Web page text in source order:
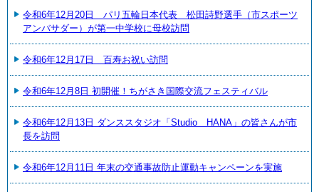
令和6年12月20日 パリ五輪日本代表 松田詩野選手（市スポーツ
アンバサダー）が第一中学校に母校訪問
令和6年12月17日 百寿お祝い訪問
令和6年12月8日 初開催！ちがさき国際交流フェスティバル
令和6年12月13日 ダンススタジオ「Studio HANA」の皆さんが市
長を訪問
令和6年12月11日 年末の交通事故防止運動キャンペーンを実施